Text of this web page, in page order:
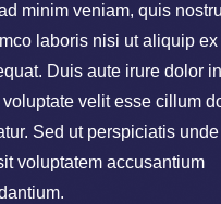
minim veniam, quis
laboris nisi ut aliquip ex
Duis aute irure dolor in
velit esse cillum
Sed ut perspiciatis
voluptatem accusantium